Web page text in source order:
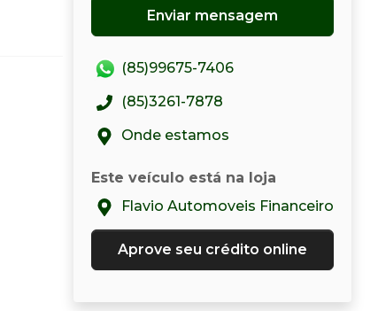
Enviar mensagem
(85)99675-7406
(85)3261-7878
Onde estamos
Este veículo está na loja
Flavio Automoveis Financeiro
Aprove seu crédito online